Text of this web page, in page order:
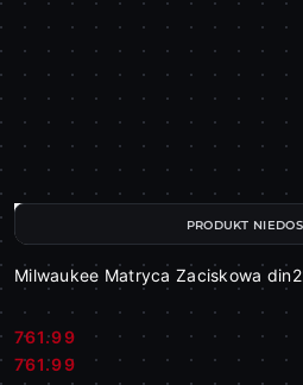
Milwaukee Matryca Zaciskowa
Cena:
761.99
Cena:
761.99
PRODUKT